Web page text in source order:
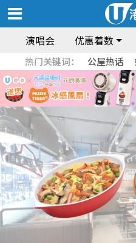
演唱会 优惠着数
热门关键词： 公屋热话